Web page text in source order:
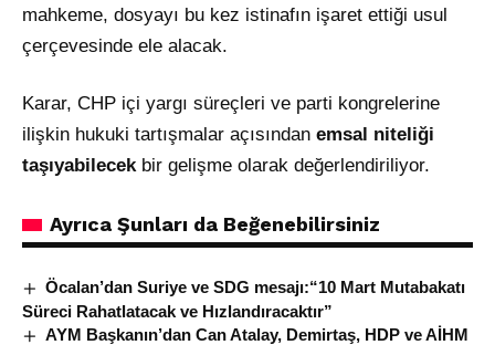
mahkeme, dosyayı bu kez istinafın işaret ettiği usul
çerçevesinde ele alacak.
Karar, CHP içi yargı süreçleri ve parti kongrelerine
ilişkin hukuki tartışmalar açısından emsal niteliği
taşıyabilecek bir gelişme olarak değerlendiriliyor.
Ayrıca Şunları da Beğenebilirsiniz
Öcalan’dan Suriye ve SDG mesajı:“10 Mart Mutabakatı
Süreci Rahatlatacak ve Hızlandıracaktır”
AYM Başkanın’dan Can Atalay, Demirtaş, HDP ve AİHM